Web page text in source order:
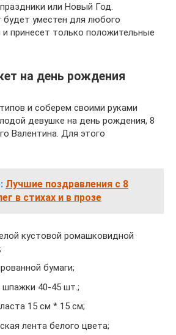
или Новый Год.
уместен для любого
принесет только положительные
на день рождения
и соберем своими руками
девушке на день рождения, 8
Валентина. Для этого
Лучшие поздравления с 8
в стихах и в прозе
кустовой ромашковидной
бумаги;
шпажки 40-45 шт.;
15 см * 15 см;
лента белого цвета;